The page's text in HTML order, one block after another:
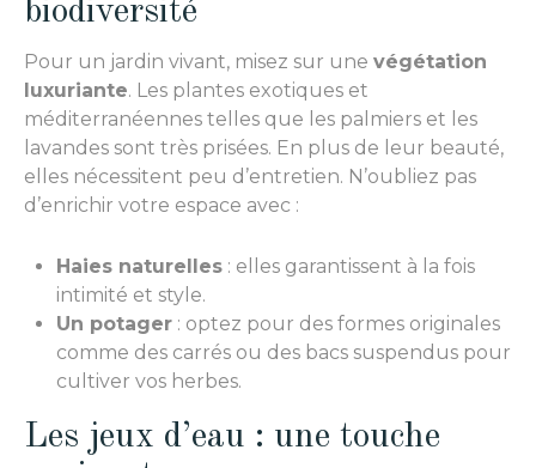
biodiversité
Pour un jardin vivant, misez sur une végétation
luxuriante. Les plantes exotiques et
méditerranéennes telles que les palmiers et les
lavandes sont très prisées. En plus de leur beauté,
elles nécessitent peu d’entretien. N’oubliez pas
d’enrichir votre espace avec :
Haies naturelles : elles garantissent à la fois
intimité et style.
Un potager : optez pour des formes originales
comme des carrés ou des bacs suspendus pour
cultiver vos herbes.
Les jeux d’eau : une touche